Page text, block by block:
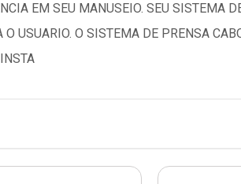
EM SEU MANUSEIO. SEU SISTEMA
USUARIO. O SISTEMA DE PRENSA